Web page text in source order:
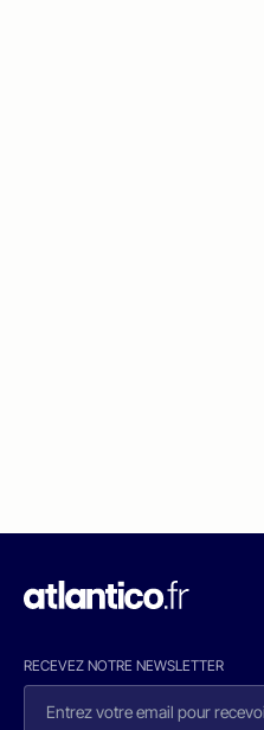
RECEVEZ NOTRE NEWSLETTER